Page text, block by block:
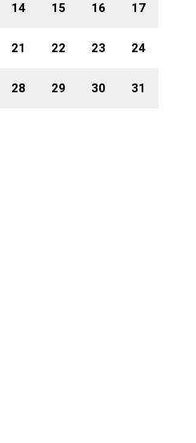
14 15 16 17
21 22 23 24
28 29 30 31